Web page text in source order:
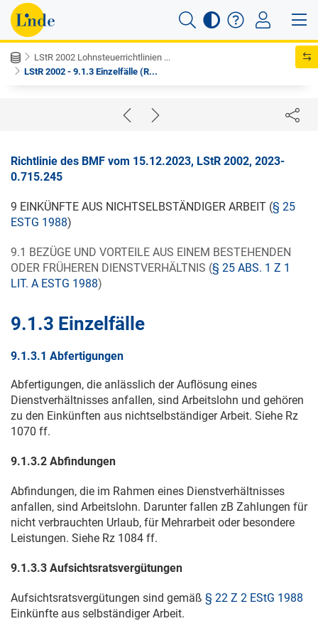
LStR 2002 Lohnsteuerrichtlinien ...
LStR 2002 - 9.1.3 Einzelfälle (R...
Richtlinie des BMF vom 15.12.2023, LStR 2002, 2023-
0.715.245
9 EINKÜNFTE AUS NICHTSELBSTÄNDIGER ARBEIT (§ 25
ESTG 1988)
9.1 BEZÜGE UND VORTEILE AUS EINEM BESTEHENDEN
ODER FRÜHEREN DIENSTVERHÄLTNIS (§ 25 ABS. 1 Z 1
LIT. A ESTG 1988)
9.1.3 Einzelfälle
9.1.3.1 Abfertigungen
Abfertigungen, die anlässlich der Auflösung eines
Dienstverhältnisses anfallen, sind Arbeitslohn und gehören
zu den Einkünften aus nichtselbständiger Arbeit. Siehe Rz
1070 ff.
9.1.3.2 Abfindungen
Abfindungen, die im Rahmen eines Dienstverhältnisses
anfallen, sind Arbeitslohn. Darunter fallen zB Zahlungen für
nicht verbrauchten Urlaub, für Mehrarbeit oder besondere
Leistungen. Siehe Rz 1084 ff.
9.1.3.3 Aufsichtsratsvergütungen
Aufsichtsratsvergütungen sind gemäß § 22 Z 2 EStG 1988
Einkünfte aus selbständiger Arbeit.